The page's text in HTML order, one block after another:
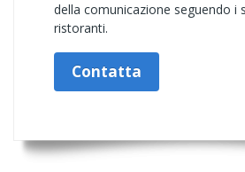
della comunicazione seguendo i
ristoranti.
Contatta